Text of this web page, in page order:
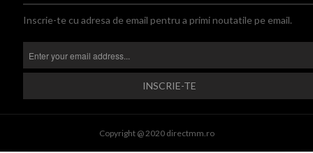
Inscrie-te cu adresa de email pentru a primi noutatile pe email.
Copyright @ 2020 directmm.ro